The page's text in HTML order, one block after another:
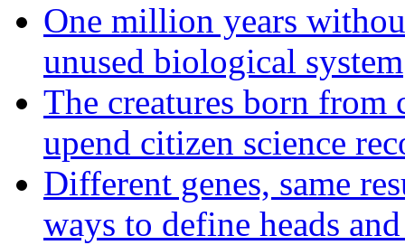
One million years
unused biological system
The creatures born from
upend citizen science
Different genes, same
ways to define heads